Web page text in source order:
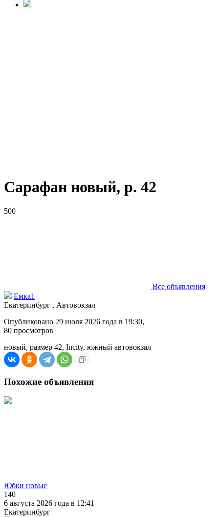
Сарафан новый, р. 42
500
Все объявления
Емка1
Екатеринбург , Автовокзал
Опубликовано 29 июля 2026 года в 19:30,
80 просмотров
новый, размер 42, Incity, южный автовокзал
Похожие объявления
Юбки новые
140
6 августа 2026 года в 12:41
Екатеринбург